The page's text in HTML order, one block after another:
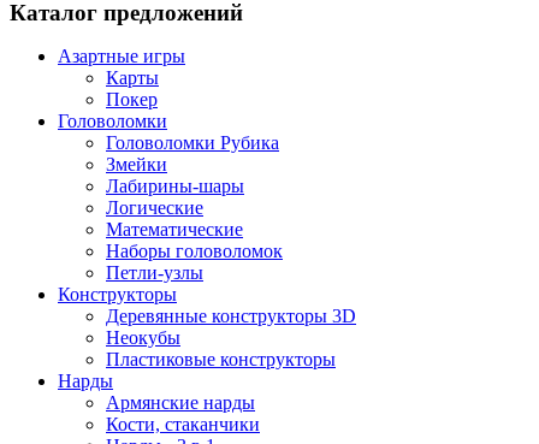
Каталог предложений
Азартные игры
Карты
Покер
Головоломки
Головоломки Рубика
Змейки
Лабирины-шары
Логические
Математические
Наборы головоломок
Петли-узлы
Конструкторы
Деревянные конструкторы 3D
Неокубы
Пластиковые конструкторы
Нарды
Армянские нарды
Кости, стаканчики